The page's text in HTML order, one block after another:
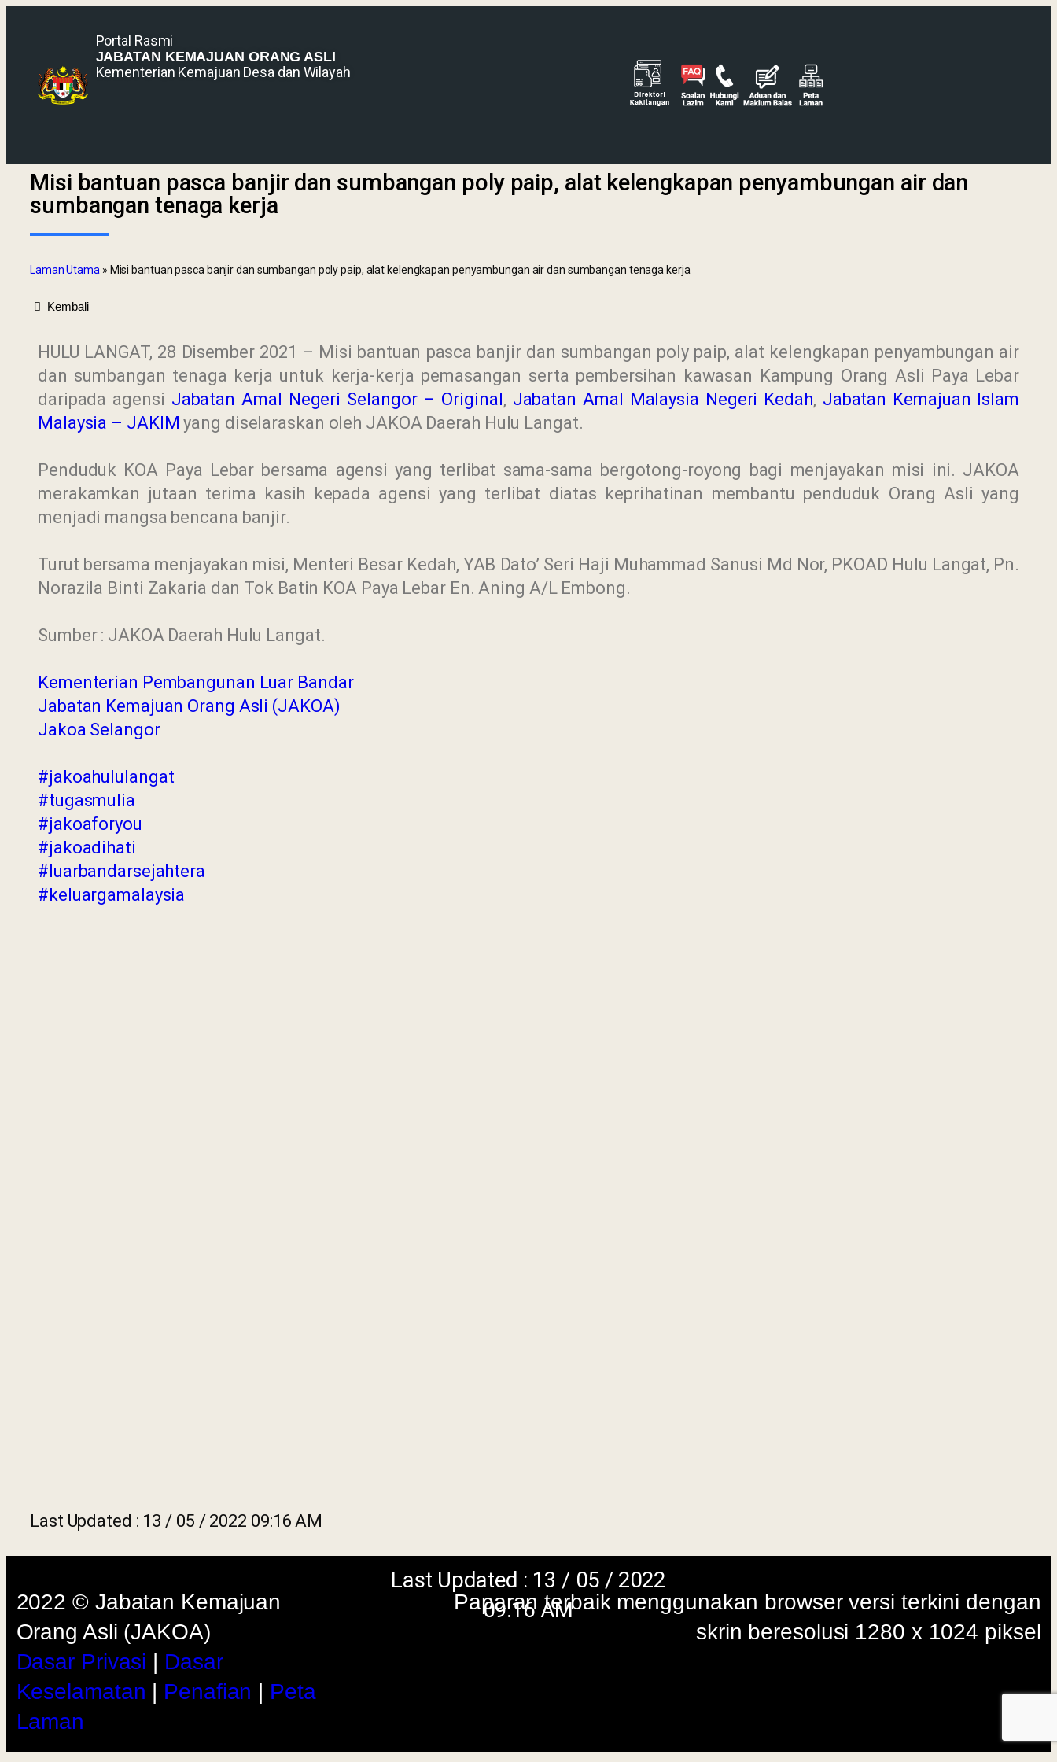
Portal Rasmi
JABATAN KEMAJUAN ORANG ASLI
Kementerian Kemajuan Desa dan Wilayah
Misi bantuan pasca banjir dan sumbangan poly paip, alat kelengkapan penyambungan air dan
sumbangan tenaga kerja
Laman Utama » Misi bantuan pasca banjir dan sumbangan poly paip, alat kelengkapan penyambungan air dan sumbangan tenaga kerja
Kembali
HULU LANGAT, 28 Disember 2021 – Misi bantuan pasca banjir dan sumbangan poly paip, alat kelengkapan penyambungan air
dan sumbangan tenaga kerja untuk kerja-kerja pemasangan serta pembersihan kawasan Kampung Orang Asli Paya Lebar
daripada agensi Jabatan Amal Negeri Selangor – Original, Jabatan Amal Malaysia Negeri Kedah, Jabatan Kemajuan Islam
Malaysia – JAKIM yang diselaraskan oleh JAKOA Daerah Hulu Langat.
Penduduk KOA Paya Lebar bersama agensi yang terlibat sama-sama bergotong-royong bagi menjayakan misi ini. JAKOA
merakamkan jutaan terima kasih kepada agensi yang terlibat diatas keprihatinan membantu penduduk Orang Asli yang
menjadi mangsa bencana banjir.
Turut bersama menjayakan misi, Menteri Besar Kedah, YAB Dato’ Seri Haji Muhammad Sanusi Md Nor, PKOAD Hulu Langat, Pn.
Norazila Binti Zakaria dan Tok Batin KOA Paya Lebar En. Aning A/L Embong.
Sumber : JAKOA Daerah Hulu Langat.
Kementerian Pembangunan Luar Bandar
Jabatan Kemajuan Orang Asli (JAKOA)
Jakoa Selangor
#jakoahululangat
#tugasmulia
#jakoaforyou
#jakoadihati
#luarbandarsejahtera
#keluargamalaysia
Last Updated : 13 / 05 / 2022 09:16 AM